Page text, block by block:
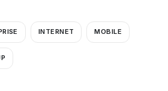
INTERNET MOBILE